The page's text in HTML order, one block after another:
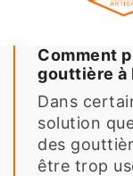
Comment
gouttière à
Dans
solution
des
être trop